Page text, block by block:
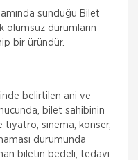
sunduğu Bilet
olumsuz durumların
bir üründür.
belirtilen ani ve
bilet sahibinin
tiyatro, sinema, konser,
durumunda
biletin bedeli, tedavi
depremin neden
sonucu meydana
ve yer kayması